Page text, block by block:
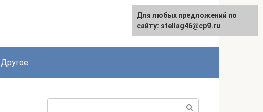
Другое
Для любых предложений по
сайту: stellag46@cp9.ru